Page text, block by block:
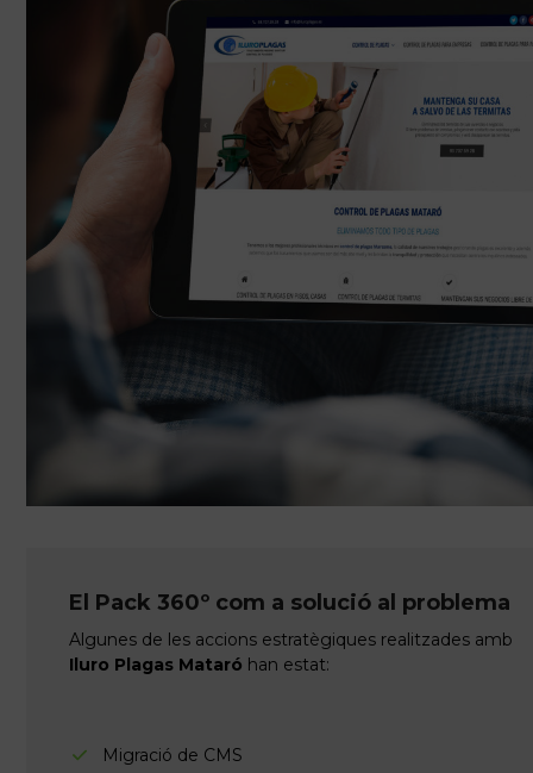
El Pack 360º com a solució al problema
Algunes de les accions estratègiques realitzades amb
Iluro Plagas Mataró han estat:
Migració de CMS